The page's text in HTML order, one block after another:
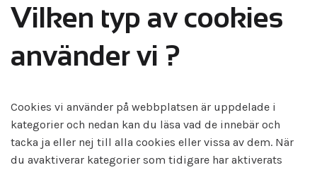
Vilken typ av cookies
använder vi ?
Cookies vi använder på webbplatsen är uppdelade i
kategorier och nedan kan du läsa vad de innebär och
tacka ja eller nej till alla cookies eller vissa av dem. När
du avaktiverar kategorier som tidigare har aktiverats